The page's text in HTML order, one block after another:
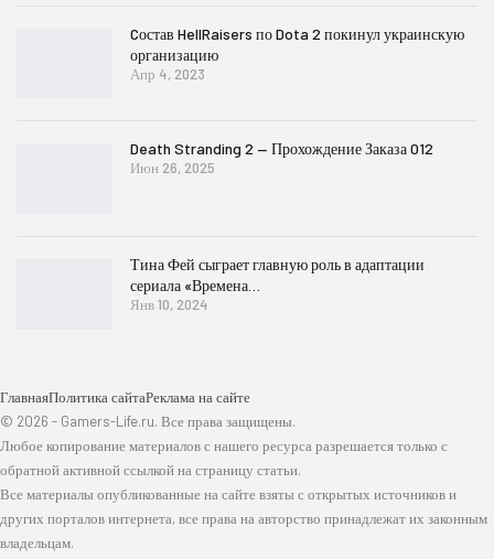
Cостав HellRaisers по Dota 2 покинул украинскую
организацию
Апр 4, 2023
Death Stranding 2 — Прохождение Заказа 012
Июн 26, 2025
Тина Фей сыграет главную роль в адаптации
сериала «Времена…
Янв 10, 2024
ГлавнаяПолитика сайтаРеклама на сайте
© 2026 - Gamers-Life.ru. Все права защищены.
Любое копирование материалов с нашего ресурса разрешается только с
обратной активной ссылкой на страницу статьи.
Все материалы опубликованные на сайте взяты с открытых источников и
других порталов интернета, все права на авторство принадлежат их законным
владельцам.